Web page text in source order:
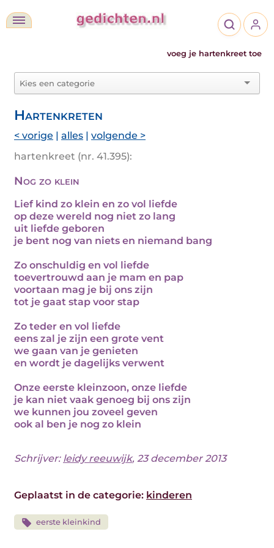
voeg je hartenkreet toe
Hartenkreten
< vorige | alles | volgende >
hartenkreet (nr. 41.395):
Nog zo klein
Lief kind zo klein en zo vol liefde
op deze wereld nog niet zo lang
uit liefde geboren
je bent nog van niets en niemand bang
Zo onschuldig en vol liefde
toevertrouwd aan je mam en pap
voortaan mag je bij ons zijn
tot je gaat stap voor stap
Zo teder en vol liefde
eens zal je zijn een grote vent
we gaan van je genieten
en wordt je dagelijks verwent
Onze eerste kleinzoon, onze liefde
je kan niet vaak genoeg bij ons zijn
we kunnen jou zoveel geven
ook al ben je nog zo klein
Schrijver: leidy reeuwijk, 23 december 2013
Geplaatst in de categorie: kinderen
eerste kleinkind